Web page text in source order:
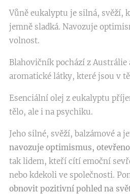
Vůně eukalyptu je silná, svěží,
jemně sladká. Navozuje
volnost.
Blahovičník pochází z Austrálie
aromatické látky, které jsou v
Esenciální olej z eukalyptu
tělo, ale i na psychiku.
Jeho silné, svěží, balzámové a
navozuje optimismus,
tak lidem, kteří cítí emoční
nebo kdekoli ve společnosti.
obnovit pozitivní pohled na